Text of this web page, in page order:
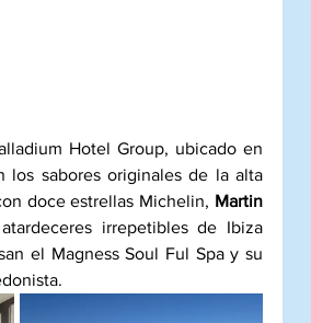
Hotel Group, ubicado en
los sabores originales de la alta
doce estrellas Michelin, Martin
irrepetibles de Ibiza
el Magness Soul Ful Spa y su